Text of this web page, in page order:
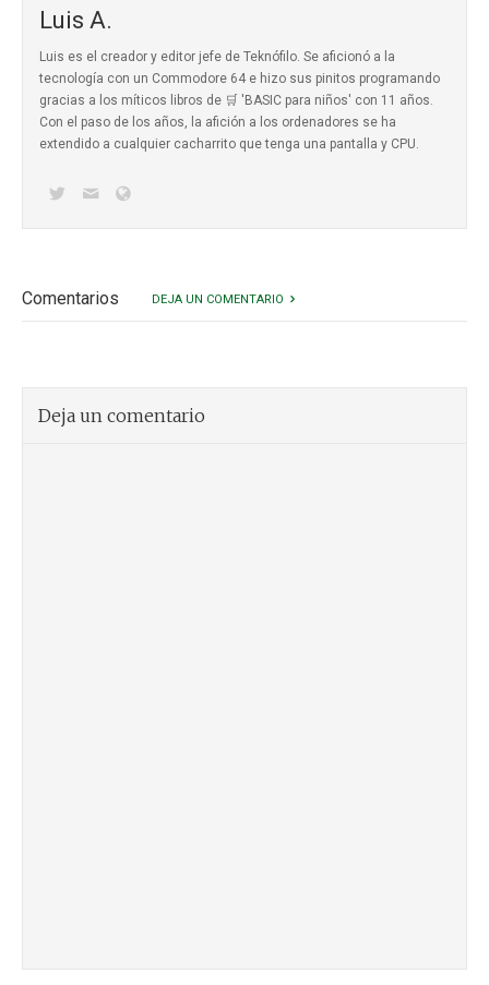
Luis A.
Luis es el creador y editor jefe de Teknófilo. Se aficionó a la
tecnología con un Commodore 64 e hizo sus pinitos programando
gracias a los míticos libros de 🛒 'BASIC para niños' con 11 años.
Con el paso de los años, la afición a los ordenadores se ha
extendido a cualquier cacharrito que tenga una pantalla y CPU.
Comentarios DEJA UN COMENTARIO
Deja un comentario